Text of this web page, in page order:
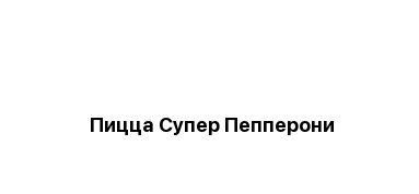
Пицца Супер Пепперони